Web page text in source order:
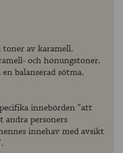
av karamell.
och honungstoner.
balanserad sötma.
innebörden ”att
personers
innehav med avsikt